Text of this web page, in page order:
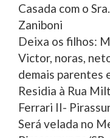
Casada com o
Zaniboni
Deixa os filhos:
Victor, noras,
demais parentes
Residia à Rua
Ferrari II-
Será velada no